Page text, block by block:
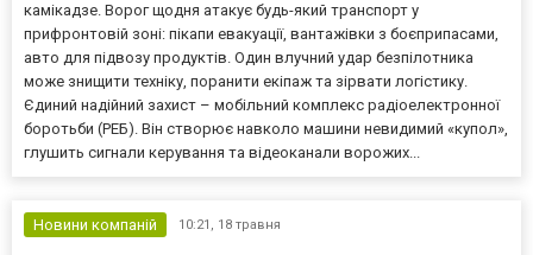
камікадзе. Ворог щодня атакує будь-який транспорт у
прифронтовій зоні: пікапи евакуації, вантажівки з боєприпасами,
авто для підвозу продуктів. Один влучний удар безпілотника
може знищити техніку, поранити екіпаж та зірвати логістику.
Єдиний надійний захист – мобільний комплекс радіоелектронної
боротьби (РЕБ). Він створює навколо машини невидимий «купол»,
глушить сигнали керування та відеоканали ворожих...
Новини компаній 10:21, 18 травня